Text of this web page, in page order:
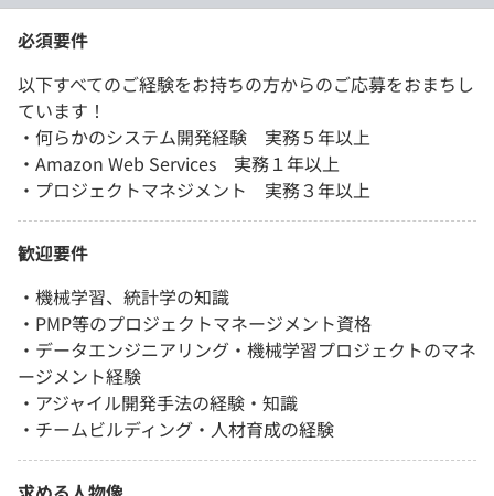
必須要件
以下すべてのご経験をお持ちの方からのご応募をおまちし
ています！
・何らかのシステム開発経験 実務５年以上
・Amazon Web Services 実務１年以上
・プロジェクトマネジメント 実務３年以上
歓迎要件
・機械学習、統計学の知識
・PMP等のプロジェクトマネージメント資格
・データエンジニアリング・機械学習プロジェクトのマネ
ージメント経験
・アジャイル開発手法の経験・知識
・チームビルディング・人材育成の経験